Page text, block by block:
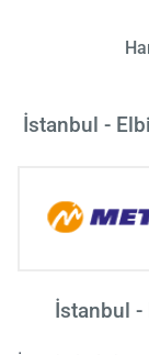
İstanbul -
İstanbul -